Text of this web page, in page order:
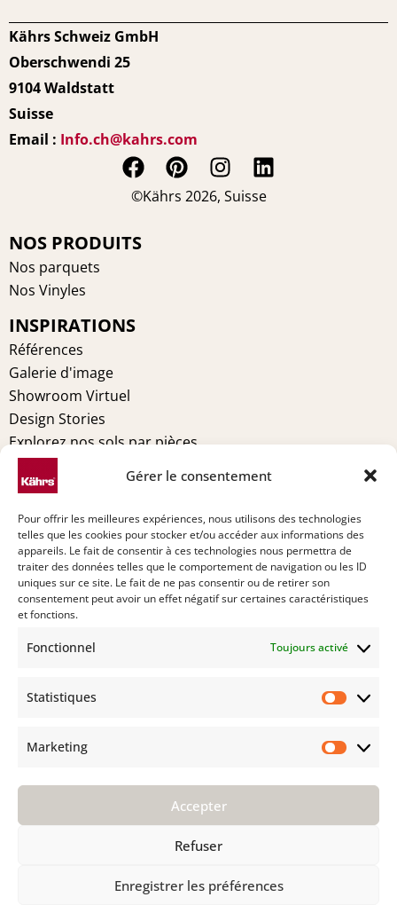
Gérer le consentement
Pour offrir les meilleures expériences, nous utilisons des technologies
telles que les cookies pour stocker et/ou accéder aux informations des
appareils. Le fait de consentir à ces technologies nous permettra de
traiter des données telles que le comportement de navigation ou les ID
uniques sur ce site. Le fait de ne pas consentir ou de retirer son
consentement peut avoir un effet négatif sur certaines caractéristiques
et fonctions.
Fonctionnel Toujours activé
Statistiques
Marketing
Accepter
Refuser
Enregistrer les préférences
Kährs Schweiz GmbH
Oberschwendi 25
9104 Waldstatt
Suisse
Email : Info.ch@kahrs.com
F
a
e
k
P
i
I
n
L
i
©Kährs 2026, Suisse
NOS PRODUITS
Nos parquets
Nos Vinyles
INSPIRATIONS
Références
Galerie d'image
Showroom Virtuel
Design Stories
Explorez nos sols par pièces
MENTIONS LÉGALES
Politique de cookies (UE)
Déclaration de confidentialité (UE)
Imprint
Avertissement
Entretien
F A Q
AVANT D'ACHETER
Kährs Switzerland